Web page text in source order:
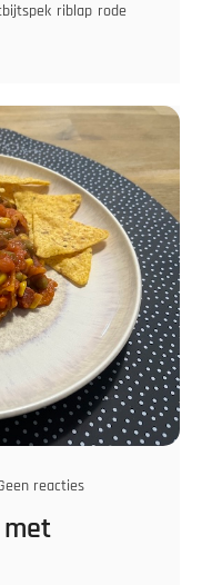
riblap rode
reacties